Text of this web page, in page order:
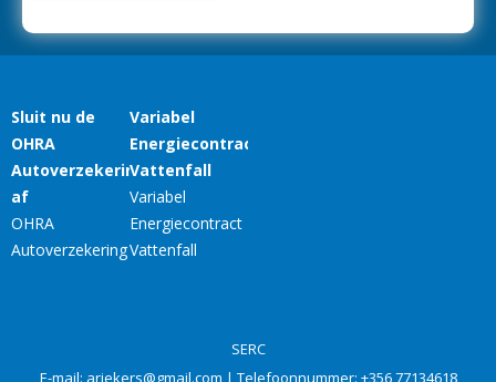
SERC
E-mail: ariekers@gmail.com | Telefoonnummer: +356 77134618